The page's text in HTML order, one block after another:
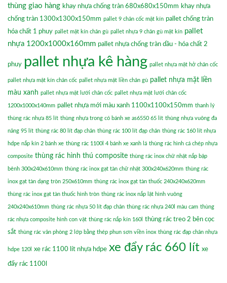
thùng giao hàng khay nhựa chống tràn 680x680x150mm khay nhựa
chống tràn 1300x1300x150mm pallet 9 chân cốc mặt kín pallet chống tràn
hóa chất 1 phuy pallet mặt kín chân gù pallet nhựa 9 chân gù mặt kín pallet
nhựa 1200x1000x160mm pallet nhựa chống tràn dầu - hóa chất 2
phuy pallet nhựa kê hàng pallet nhựa mặt hở chân cốc
pallet nhựa mặt kín chân cốc pallet nhựa mặt liền chân gù pallet nhựa mặt liền
màu xanh pallet nhựa mặt lưới chân cốc pallet nhựa mặt lưới chân cốc
1200x1000x140mm pallet nhựa mới màu xanh 1100x1100x150mm thanh lý
thùng rác nhựa 85 lít thùng nhựa trong có bánh xe as6550 65 lít thùng nhựa vuông đa
năng 95 lít thùng rác 80 lít đạp chân thùng rác 100 lít đạp chân thùng rác 160 lít nhựa
hdpe nắp kín 2 bánh xe thùng rác 1100l 4 bánh xe xanh lá thùng rác hình cá chép nhựa
composite thùng rác hình thú composite thùng rác inox chữ nhật nắp bập
bênh 300x240x610mm thùng rác inox gạt tàn chữ nhật 300x240x620mm thùng rác
inox gạt tàn dạng tròn 250x610mm thùng rác inox gạt tàn thuốc 240x240x620mm
thùng rác inox gạt tàn thuốc hình tròn thùng rác inox nắp lật hình vuông
240x240x610mm thùng rác nhựa 50 lít đạp chân thùng rác nhựa 240l màu cam thùng
rác nhựa composite hình con vật thùng rác nắp kín 160l thùng rác treo 2 bên cọc
sắt thùng rác văn phòng 2 lớp bằng thép phun sơn viền inox thùng rác đạp chân nhựa
hdpe 120l xe rác 1100 lít nhựa hdpe xe đẩy rác 660 lít xe
đẩy rác 1100l